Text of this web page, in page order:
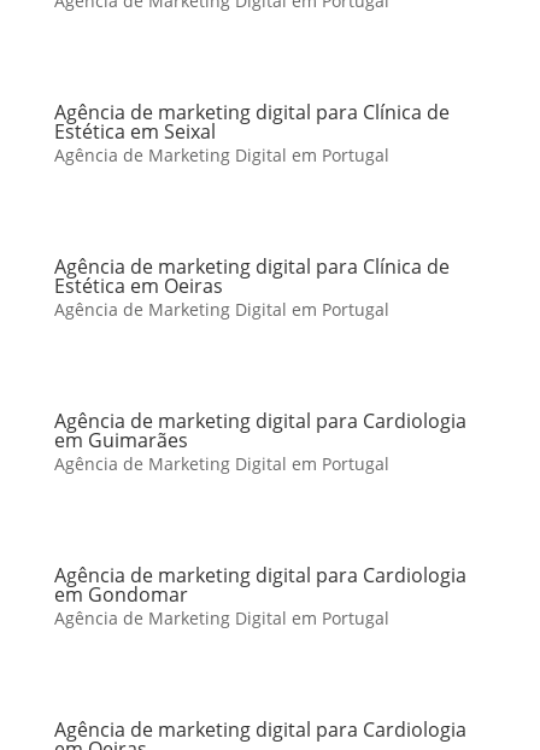
Agência de marketing digital para Clínica de
Estética em Seixal
Agência de Marketing Digital em Portugal
Agência de marketing digital para Clínica de
Estética em Oeiras
Agência de Marketing Digital em Portugal
Agência de marketing digital para Cardiologia
em Guimarães
Agência de Marketing Digital em Portugal
Agência de marketing digital para Cardiologia
em Gondomar
Agência de Marketing Digital em Portugal
Agência de marketing digital para Cardiologia